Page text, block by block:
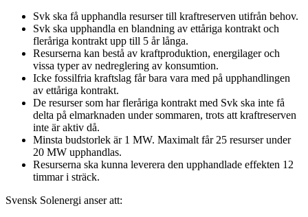
Svk ska få upphandla resurser till kraftreserven utifrån behov.
Svk ska upphandla en blandning av ettåriga kontrakt och
fleråriga kontrakt upp till 5 år långa.
Resurserna kan bestå av kraftproduktion, energilager och
vissa typer av nedreglering av konsumtion.
Icke fossilfria kraftslag får bara vara med på upphandlingen
av ettåriga kontrakt.
De resurser som har fleråriga kontrakt med Svk ska inte få
delta på elmarknaden under sommaren, trots att kraftreserven
inte är aktiv då.
Minsta budstorlek är 1 MW. Maximalt får 25 resurser under
20 MW upphandlas.
Resurserna ska kunna leverera den upphandlade effekten 12
timmar i sträck.
Svensk Solenergi anser att: